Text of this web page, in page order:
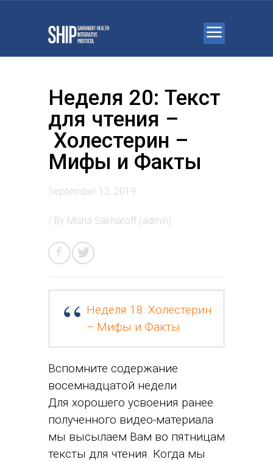
Неделя 20: Текст
для чтения –
Холестерин –
Мифы и Факты
September 12, 2019
/ By Misha Sakharoff (admin)
Неделя 18: Холестерин
– Мифы и Факты
Вспомните содержание
восемнадцатой недели
Для хорошего усвоения ранее
полученного видео-материала
мы высылаем Вам во пятницам
тексты для чтения. Когда мы